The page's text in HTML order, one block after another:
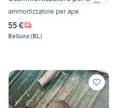
ammortizzatore per ape
55 €
Belluno(BL)